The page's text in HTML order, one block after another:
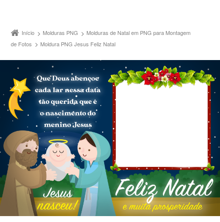
Início Molduras PNG
Molduras de Natal em PNG para Montagem
de Fotos
Moldura PNG Jesus Feliz Natal